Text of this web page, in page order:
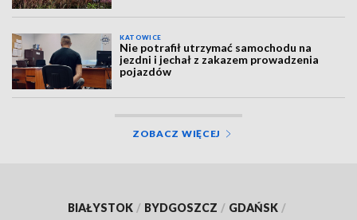
KATOWICE
Nie potrafił utrzymać samochodu na
jezdni i jechał z zakazem prowadzenia
pojazdów
ZOBACZ WIĘCEJ
BIAŁYSTOK / BYDGOSZCZ / GDAŃSK /